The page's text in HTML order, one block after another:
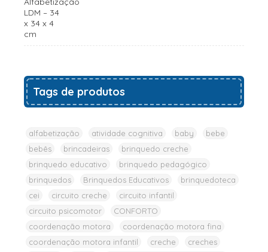
Tags de produtos
alfabetização atividade cognitiva baby
bebe
bebês
brincadeiras
brinquedo creche
brinquedo educativo
brinquedo pedagógico
brinquedos
Brinquedos Educativos
brinquedoteca
cei
circuito creche
circuito infantil
circuito psicomotor
CONFORTO
coordenação motora
coordenação motora fina
coordenação motora infantil
creche
creches